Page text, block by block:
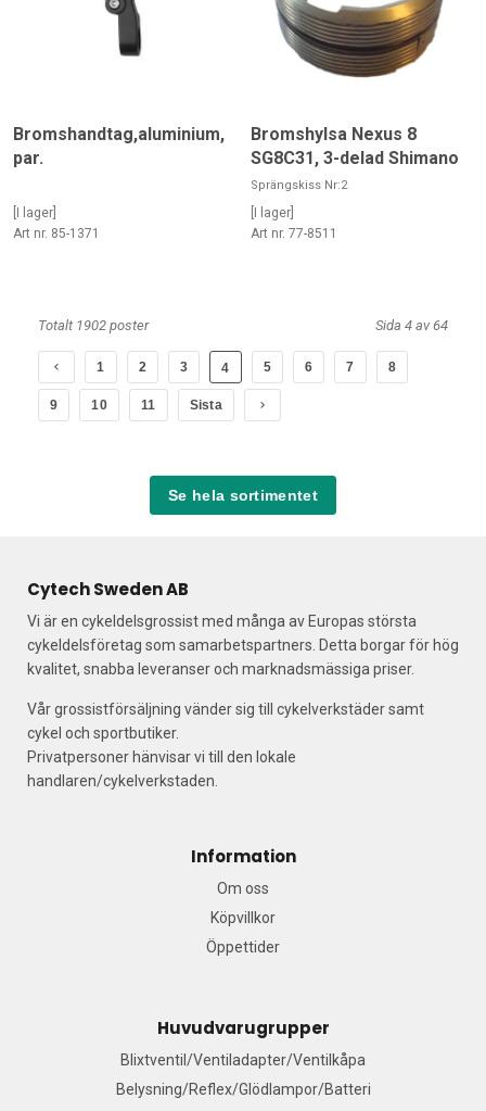
Bromshandtag,aluminium,
par.
[I lager]
Art nr. 85-1371
Bromshylsa Nexus 8
SG8C31, 3-delad Shimano
Sprängskiss Nr:2
[I lager]
Art nr. 77-8511
Totalt 1902 poster Sida 4 av 64
1 2 3 4 5 6 7 8
9 10 11 Sista
Se hela sortimentet
Cytech Sweden AB
Vi är en cykeldelsgrossist med många av Europas största
cykeldelsföretag som samarbetspartners. Detta borgar för hög
kvalitet, snabba leveranser och marknadsmässiga priser.
Vår grossistförsäljning vänder sig till cykelverkstäder samt
cykel och sportbutiker.
Privatpersoner hänvisar vi till den lokale
handlaren/cykelverkstaden.
Information
Om oss
Köpvillkor
Öppettider
Huvudvarugrupper
Blixtventil/Ventiladapter/Ventilkåpa
Belysning/Reflex/Glödlampor/Batteri